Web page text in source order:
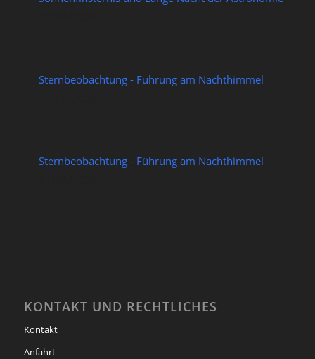
Sternbeobachtung - Führung am Nachthimmel
Sternbeobachtung - Führung am Nachthimmel
KONTAKT UND RECHTLICHES
Kontakt
Anfahrt